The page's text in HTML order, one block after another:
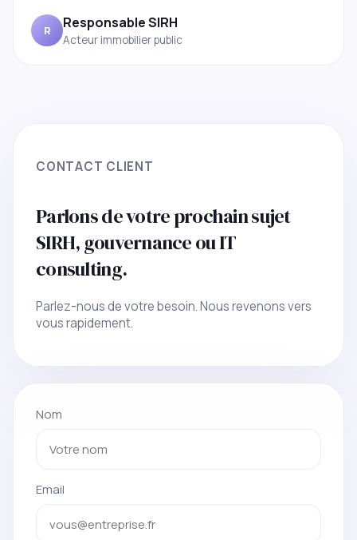
R Responsable SIRH
Acteur immobilier public
CONTACT CLIENT
Parlons de votre prochain sujet
SIRH, gouvernance ou IT
consulting.
Parlez-nous de votre besoin. Nous revenons vers
vous rapidement.
Nom
Email